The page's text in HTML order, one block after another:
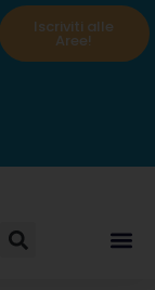
Iscriviti alle
Aree!